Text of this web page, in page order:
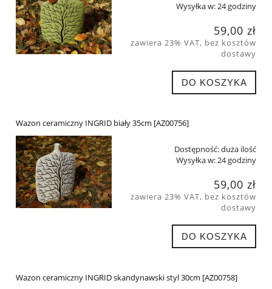
Wysyłka w:24 godziny
59,00 zł
zawiera 23% VAT, bez kosztów
dostawy
DO KOSZYKA
Wazon ceramiczny INGRID biały 35cm [AZ00756]
Dostępność:duża ilość
Wysyłka w:24 godziny
59,00 zł
zawiera 23% VAT, bez kosztów
dostawy
DO KOSZYKA
Wazon ceramiczny INGRID skandynawski styl 30cm [AZ00758]